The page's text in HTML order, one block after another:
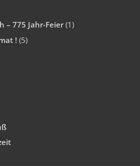
– 775 Jahr-Feier(1)
! (5)